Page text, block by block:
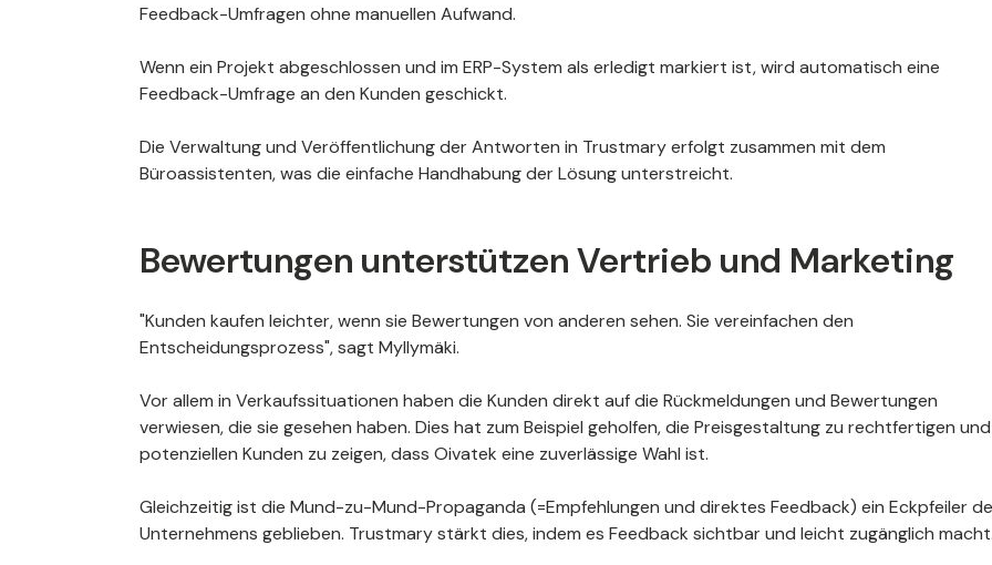
Feedback-Umfragen ohne manuellen Aufwand.
Wenn ein Projekt abgeschlossen und im ERP-System als erledigt markiert ist, wird automatisch eine
Feedback-Umfrage an den Kunden geschickt.
Die Verwaltung und Veröffentlichung der Antworten in Trustmary erfolgt zusammen mit dem
Büroassistenten, was die einfache Handhabung der Lösung unterstreicht.
Bewertungen unterstützen Vertrieb und Marketing
"Kunden kaufen leichter, wenn sie Bewertungen von anderen sehen. Sie vereinfachen den
Entscheidungsprozess", sagt Myllymäki.
Vor allem in Verkaufssituationen haben die Kunden direkt auf die Rückmeldungen und Bewertungen
verwiesen, die sie gesehen haben. Dies hat zum Beispiel geholfen, die Preisgestaltung zu rechtfertigen und
potenziellen Kunden zu zeigen, dass Oivatek eine zuverlässige Wahl ist.
Gleichzeitig ist die Mund-zu-Mund-Propaganda (=Empfehlungen und direktes Feedback) ein Eckpfeiler
Unternehmens geblieben. Trustmary stärkt dies, indem es Feedback sichtbar und leicht zugänglich